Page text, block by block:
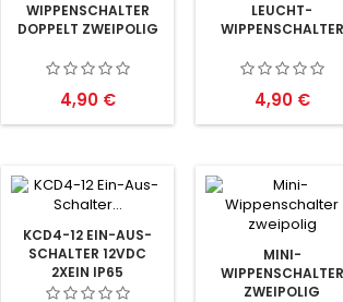
WIPPENSCHALTER
DOPPELT ZWEIPOLIG
Preis
4,90 €
LEUCHT-
WIPPENSCHALTER
Preis
4,90 €
KCD4-12 EIN-AUS-
SCHALTER 12VDC
2XEIN IP65
MINI-
WIPPENSCHALTER
ZWEIPOLIG